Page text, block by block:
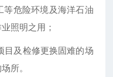
等危险环境及海洋石油
照明之用；
目及检修更换固难的场
所。